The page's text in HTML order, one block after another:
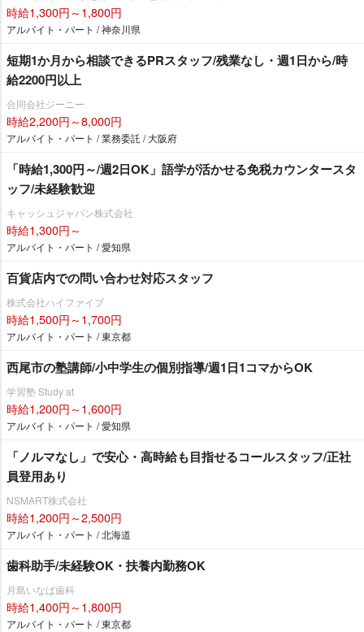
時給1,300円～1,800円
アルバイト・パート / 神奈川県
短期1か月から相談できるPRスタッフ/残業なし・週1日から/時
給2200円以上
合同会社ジーニー
時給2,200円～8,000円
アルバイト・パート / 業務委託 / 大阪府
「時給1,300円～/週2日OK」語学が活かせる免税カウンタースタ
ッフ/未経験歓迎
キャッシュジャパン株式会社
時給1,300円～
アルバイト・パート / 愛知県
百貨店内での問い合わせ対応スタッフ
株式会社ハイファイブ
時給1,500円～1,700円
アルバイト・パート / 東京都
西尾市の塾講師/小中学生の個別指導/週1日1コマからOK
学習塾 Study at
時給1,200円～1,600円
アルバイト・パート / 愛知県
「ノルマなし」で安心・高時給も目指せるコールスタッフ/正社
員登用あり
NSMART株式会社
時給1,200円～2,500円
アルバイト・パート / 北海道
歯科助手/未経験OK・扶養内勤務OK
月島いなば歯科
時給1,400円～1,800円
アルバイト・パート / 東京都